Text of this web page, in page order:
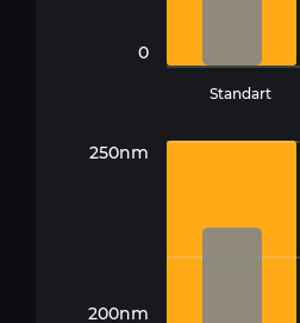
0
Standart
250nm
200nm